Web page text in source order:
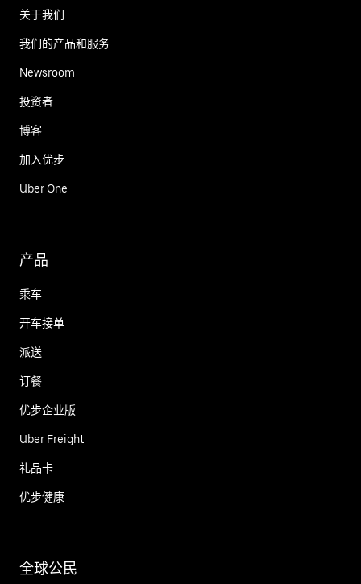
关于我们
我们的产品和服务
Newsroom
投资者
博客
加入优步
Uber One
产品
乘车
开车接单
派送
订餐
优步企业版
Uber Freight
礼品卡
优步健康
全球公民